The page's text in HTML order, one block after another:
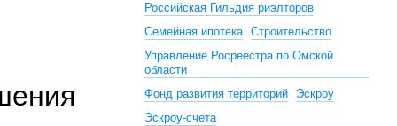
Российская Гильдия риэлторов
Семейная ипотека Строительство
Управление Росреестра по Омской
области
Фонд развития территорий
Эскроу
Эскроу-счета